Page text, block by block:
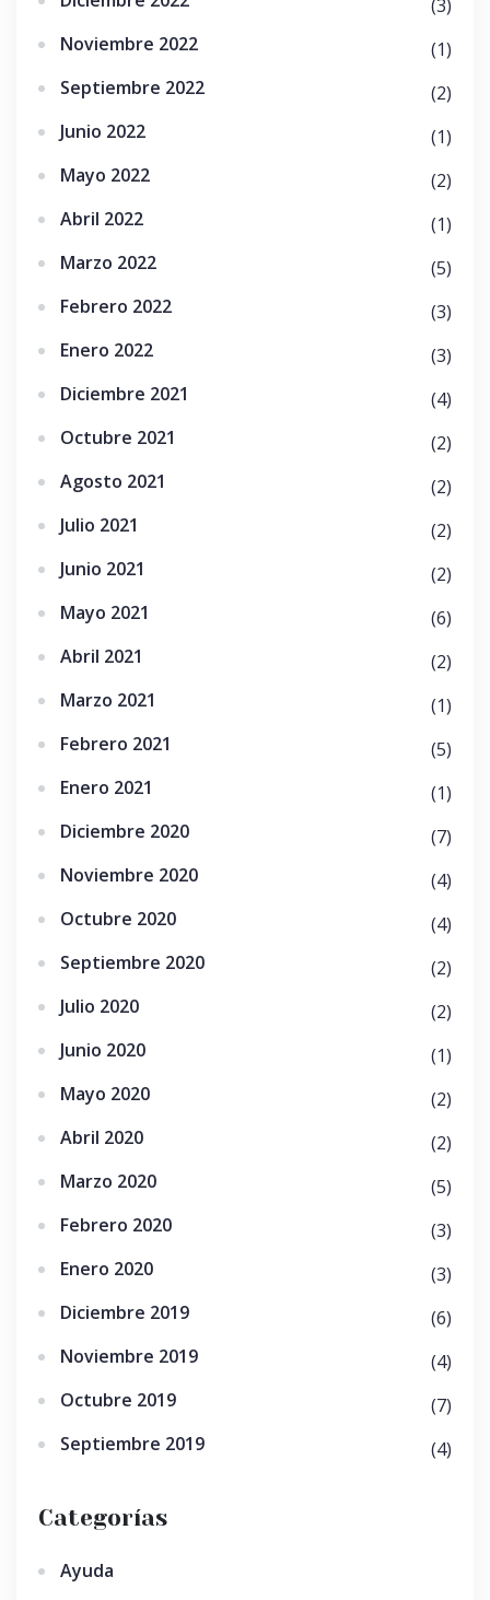
(3)
Noviembre 2022
(1)
Septiembre 2022
(2)
Junio 2022
(1)
Mayo 2022
(2)
Abril 2022
(1)
Marzo 2022
(5)
Febrero 2022
(3)
Enero 2022
(3)
Diciembre 2021
(4)
Octubre 2021
(2)
Agosto 2021
(2)
Julio 2021
(2)
Junio 2021
(2)
Mayo 2021
(6)
Abril 2021
(2)
Marzo 2021
(1)
Febrero 2021
(5)
Enero 2021
(1)
Diciembre 2020
(7)
Noviembre 2020
(4)
Octubre 2020
(4)
Septiembre 2020
(2)
Julio 2020
(2)
Junio 2020
(1)
Mayo 2020
(2)
Abril 2020
(2)
Marzo 2020
(5)
Febrero 2020
(3)
Enero 2020
(3)
Diciembre 2019
(6)
Noviembre 2019
(4)
Octubre 2019
(7)
Septiembre 2019
(4)
Categorías
Ayuda